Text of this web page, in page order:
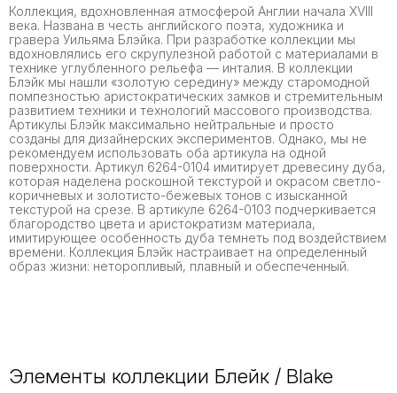
Коллекция, вдохновленная атмосферой Англии начала XVIII
века. Названа в честь английского поэта, художника и
гравера Уильяма Блэйка. При разработке коллекции мы
вдохновлялись его скрупулезной работой с материалами в
технике углубленного рельефа — инталия. В коллекции
Блэйк мы нашли «золотую середину» между старомодной
помпезностью аристократических замков и стремительным
развитием техники и технологий массового производства.
Артикулы Блэйк максимально нейтральные и просто
созданы для дизайнерских экспериментов. Однако, мы не
рекомендуем использовать оба артикула на одной
поверхности. Артикул 6264-0104 имитирует древесину дуба,
которая наделена роскошной текстурой и окрасом светло-
коричневых и золотисто-бежевых тонов с изысканной
текстурой на срезе. В артикуле 6264-0103 подчеркивается
благородство цвета и аристократизм материала,
имитирующее особенность дуба темнеть под воздействием
времени. Коллекция Блэйк настраивает на определенный
образ жизни: неторопливый, плавный и обеспеченный.
Элементы коллекции Блейк / Blake